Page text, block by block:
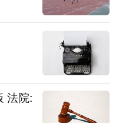
法院: